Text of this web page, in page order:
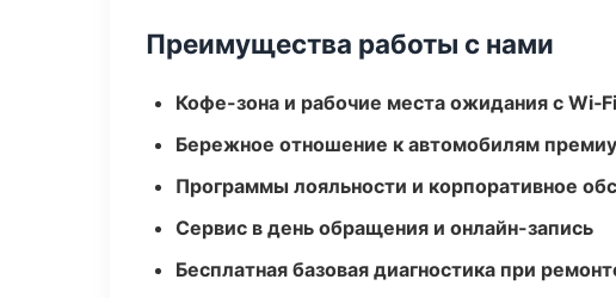
Преимущества работы с нами
Кофе-зона и рабочие места ожидания с Wi‑Fi
Бережное отношение к автомобилям
Программы лояльности и корпоративное
Сервис в день обращения и онлайн-запись
Бесплатная базовая диагностика при